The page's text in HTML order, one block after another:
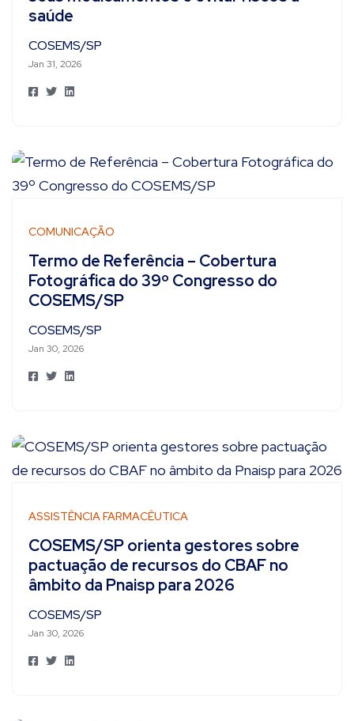
saúde
COSEMS/SP
Jan 31, 2026
COMUNICAÇÃO
Termo de Referência – Cobertura
Fotográfica do 39º Congresso do
COSEMS/SP
COSEMS/SP
Jan 30, 2026
ASSISTÊNCIA FARMACÊUTICA
COSEMS/SP orienta gestores sobre
pactuação de recursos do CBAF no
âmbito da Pnaisp para 2026
COSEMS/SP
Jan 30, 2026